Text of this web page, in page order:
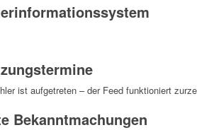
ist aufgetreten – der Feed funktioniert
Bekanntmachungen